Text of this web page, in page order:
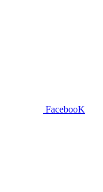
FacebooK